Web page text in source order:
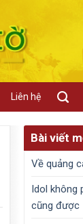
Liên hệ
Bài viết
Về quảng
Idol không
cũng được